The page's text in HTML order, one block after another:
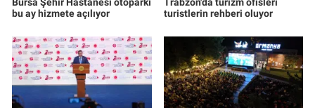
bu ay hizmete açılıyor
turistlerin rehberi oluyor